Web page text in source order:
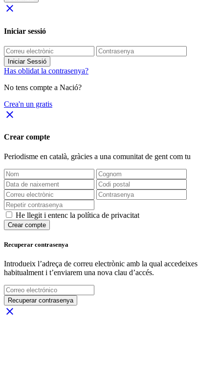
close
Iniciar sessió
Iniciar Sessió
Has oblidat la contrasenya?
No tens compte a Nació?
Crea'n un gratis
close
Crear compte
Periodisme en català, gràcies a una comunitat de gent com tu
He llegit i entenc la política de privacitat
Crear compte
Recuperar contrasenya
Introdueix l’adreça de correu electrònic amb la qual accedeixes
habitualment i t’enviarem una nova clau d’accés.
Recuperar contrasenya
close